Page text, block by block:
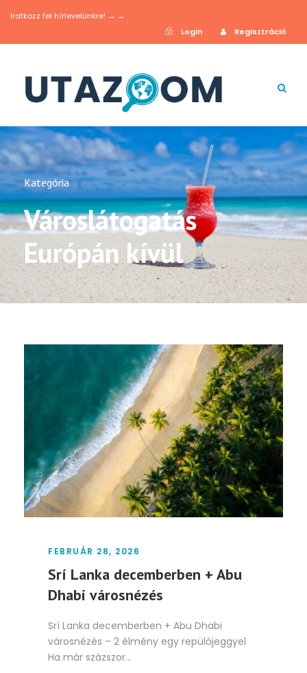
Iratkozz fel hírlevelünkre! → →
Login
Regisztráció
Kategória
Városlátogatás
Európán kívül
FEBRUÁR 28, 2026
Srí Lanka decemberben + Abu
Dhabi városnézés
Srí Lanka decemberben + Abu Dhabi
városnézés – 2 élmény egy repülőjeggyel
Ha már százszor...